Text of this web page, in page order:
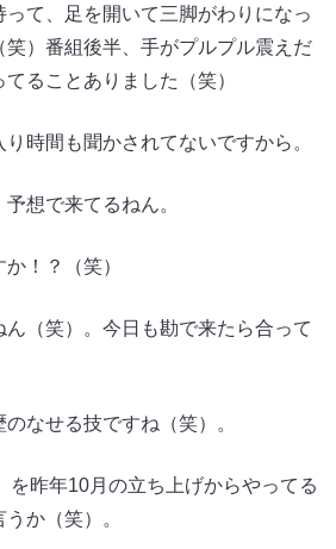
て、足を開いて三脚がわりになっ
笑）番組後半、手がプルプル震えだ
ることありました（笑）
時間も聞かされてないですから。
で来てるねん。
！？（笑）
（笑）。今日も勘で来たら合って
なせる技ですね（笑）。
昨年10月の立ち上げからやってる
か（笑）。